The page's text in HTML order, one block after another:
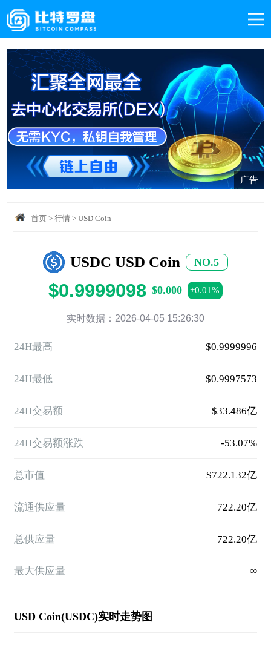
广告
首页> 行情> USD Coin
USDC USD Coin NO.5
$0.9999098 $0.000 +0.01%
实时数据：2026-04-05 15:26:30
24H最高 $0.9999996
24H最低 $0.9997573
24H交易额 $33.486亿
24H交易额涨跌 -53.07%
总市值 $722.132亿
流通供应量 722.20亿
总供应量 722.20亿
最大供应量 ∞
USD Coin(USDC)实时走势图